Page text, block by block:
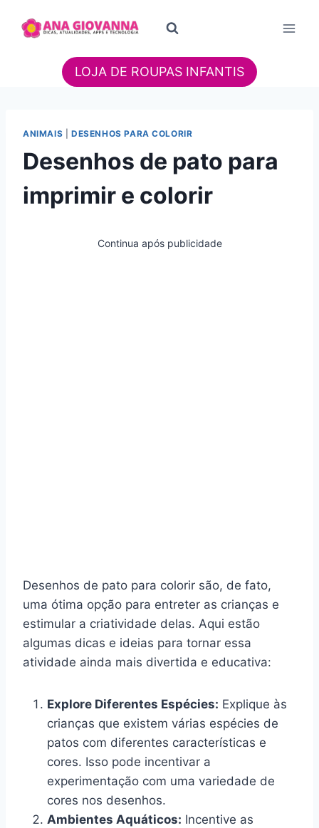
para
LOJA DE ROUPAS INFANTIS
ANIMAIS DESENHOS PARA COLORIR
Desenhos de pato para
imprimir e colorir
Continua após publicidade
Desenhos de pato para colorir são, de fato,
uma ótima opção para entreter as crianças e
estimular a criatividade delas. Aqui estão
algumas dicas e ideias para tornar essa
atividade ainda mais divertida e educativa:
Explore Diferentes Espécies: Explique às
crianças que existem várias espécies de
patos com diferentes características e
cores. Isso pode incentivar a
experimentação com uma variedade de
cores nos desenhos.
Ambientes Aquáticos: Incentive as